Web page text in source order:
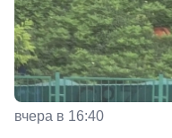
вчера в 16:40